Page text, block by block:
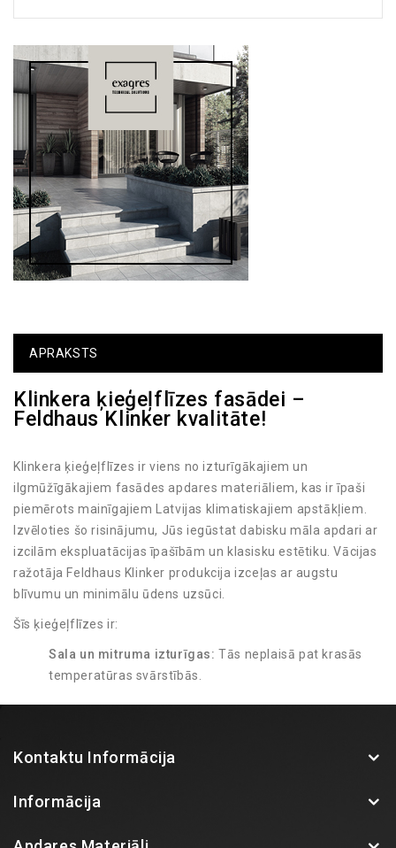
APRAKSTS
Klinkera ķieģeļflīzes fasādei –
Feldhaus Klinker kvalitāte!
Klinkera ķieģeļflīzes ir viens no izturīgākajiem un
ilgmūžīgākajiem fasādes apdares materiāliem, kas ir īpaši
piemērots mainīgajiem Latvijas klimatiskajiem apstākļiem.
Izvēloties šo risinājumu, Jūs iegūstat dabisku māla apdari ar
izcilām ekspluatācijas īpašībām un klasisku estētiku. Vācijas
ražotāja Feldhaus Klinker produkcija izceļas ar augstu
blīvumu un minimālu ūdens uzsūci.
Šīs ķieģeļflīzes ir:
Sala un mitruma izturīgas: Tās neplaisā pat krasās
temperatūras svārstībās.
pārkrāsošana vai speciāla apkope.
aicinām apmeklēt BK Fasādes salonu, kur iespējams klātienē
Kontaktu Informācija
Informācija